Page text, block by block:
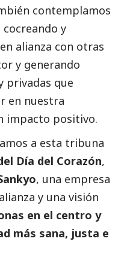
contemplamos
y
alianza con otras
y generando
privadas que
en nuestra
impacto positivo.
a esta tribuna
Día del Corazón,
, una empresa
y una visión
en el centro y
más sana, justa e